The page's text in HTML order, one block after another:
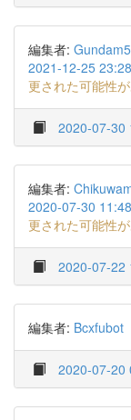
編集者:
2021-12-25
更された可能性が
2020-07-30
編集者:
2020-07-30
更された可能性が
2020-07-22
編集者: Bcxfubot
2020-07-20